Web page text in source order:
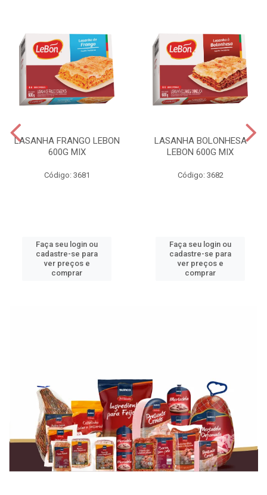
LASANHA FRANGO LEBON
600G MIX
Código: 3681
Faça seu login ou
cadastre-se para
ver preços e
comprar
LASANHA BOLONHESA
LEBON 600G MIX
Código: 3682
Faça seu login ou
cadastre-se para
ver preços e
comprar